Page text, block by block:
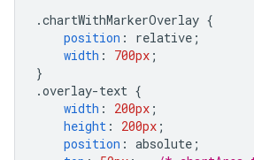
.chartWithMarkerOverlay {
position : relative ;
width : 700px ;
}
.overlay-text {
width : 200px ;
height : 200px ;
position : absolute ;